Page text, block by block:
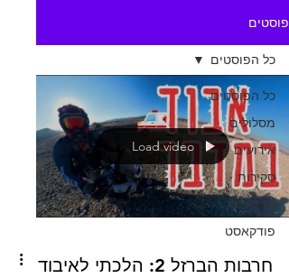
פוסטים
כל הפוסטים
מסלולים
אירועים
סקירות
מדריכים
פודקאסט
כל הפוסטים
Load video
חרבות הברזל 2: הלכתי לאיבוד